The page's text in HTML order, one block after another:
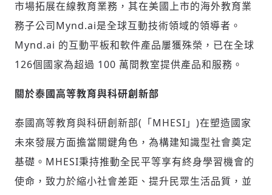
市場拓展在線教育業務，其在美國上市的海外教育業
務子公司Mynd.ai是全球互動技術領域的領導者。
Mynd.ai 的互動平板和軟件產品屢獲殊榮，已在全球
126個國家為超過 100 萬間教室提供產品和服務。
關於泰國高等教育與科研創新部
泰國高等教育與科研創新部(「MHESI」)在塑造國家
未來發展方面擔當關鍵角色，為構建知識型社會奠定
基礎。MHESI秉持推動全民平等享有終身學習機會的
使命，致力於縮小社會差距、提升民眾生活品質，並